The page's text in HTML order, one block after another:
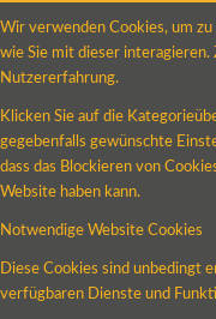
Wir verwenden Cookies, um zu
wie Sie mit dieser
Nutzererfahrung.
Klicken Sie auf die
gegebenfalls gewünschte
dass das Blockieren von
Website haben kann.
Notwendige Website Cookies
Diese Cookies sind unbedingt
verfügbaren Dienste und